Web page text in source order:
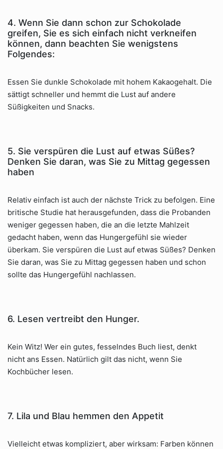
4. Wenn Sie dann schon zur Schokolade
greifen, Sie es sich einfach nicht verkneifen
können, dann beachten Sie wenigstens
Folgendes:
Essen Sie dunkle Schokolade mit hohem Kakaogehalt. Die
sättigt schneller und hemmt die Lust auf andere
Süßigkeiten und Snacks.
5. Sie verspüren die Lust auf etwas Süßes?
Denken Sie daran, was Sie zu Mittag gegessen
haben
Relativ einfach ist auch der nächste Trick zu befolgen. Eine
britische Studie hat herausgefunden, dass die Probanden
weniger gegessen haben, die an die letzte Mahlzeit
gedacht haben, wenn das Hungergefühl sie wieder
überkam. Sie verspüren die Lust auf etwas Süßes? Denken
Sie daran, was Sie zu Mittag gegessen haben und schon
sollte das Hungergefühl nachlassen.
6. Lesen vertreibt den Hunger.
Kein Witz! Wer ein gutes, fesselndes Buch liest, denkt
nicht ans Essen. Natürlich gilt das nicht, wenn Sie
Kochbücher lesen.
7. Lila und Blau hemmen den Appetit
Vielleicht etwas kompliziert, aber wirksam: Farben können